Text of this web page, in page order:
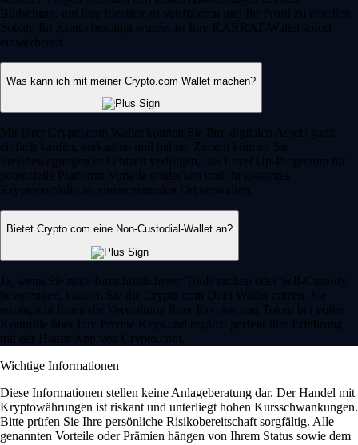
Bildschirm, um Ihre Identität zu verifizieren und Ihr Profil zu erstellen.
Sobald Ihr Konto bestätigt wurde, ist Ihre KARRAT-Wallet sofort
einsatzbereit.
Was kann ich mit meiner Crypto.com Wallet machen?
Mit Ihrer Crypto.com Wallet können Sie Ihre digitalen Assets ganz
einfach kaufen, verkaufen und halten. Zudem können Sie
Preisbewegungen in Echtzeit verfolgen, das Level Up-Programm für
potenzielle Plattform-Vorteile entdecken und Ihr gesamtes
Kryptoportfolio an einem zentralen Ort verwalten.
Bietet Crypto.com eine Non-Custodial-Wallet an?
Ja, wenn Sie nach fortschrittlicheren Tools suchen oder Self-Custody
bevorzugen, können Sie die Crypto.com DeFi Wallet nutzen. Sie
ermöglicht Ihnen die Verwaltung Ihrer Kryptos und Token bei voller
Kontrolle über Ihre Private Keys und ergänzt perfekt Ihre Erfahrung
mit der Haupt-App von Crypto.com.
Wichtige Informationen
Diese Informationen stellen keine Anlageberatung dar. Der Handel mit
Kryptowährungen ist riskant und unterliegt hohen Kursschwankungen.
Bitte prüfen Sie Ihre persönliche Risikobereitschaft sorgfältig. Alle
genannten Vorteile oder Prämien hängen von Ihrem Status sowie dem